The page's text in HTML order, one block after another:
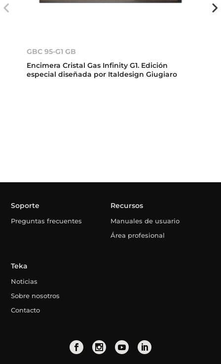
GBC 95-G1 GB
Encimera Cristal Gas Infinity G1. Edición
especial diseñada por Italdesign Giugiaro
Soporte
Preguntas frecuentes
Recursos
Manuales de usuario
Área profesional
Teka
Noticias
Sobre nosotros
Contacto